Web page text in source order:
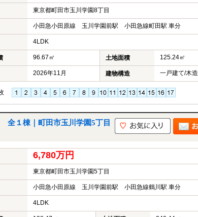
東京都町田市玉川学園8丁目
小田急小田原線 玉川学園前駅 小田急線町田駅 車分
4LDK
96.67㎡ 土地面積 125.24㎡
2026年11月 建物構造 一戸建て/木造
１棟｜町田市玉川学園5丁目
6,780万円
東京都町田市玉川学園5丁目
小田急小田原線 玉川学園前駅 小田急線鶴川駅 車分
4LDK